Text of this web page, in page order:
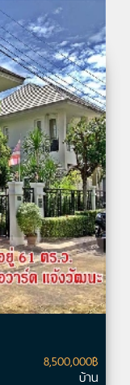
8,500,000฿
บ้าน